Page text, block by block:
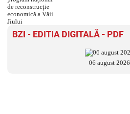
BZI - EDITIA DIGITALĂ - PDF
06 august 2026